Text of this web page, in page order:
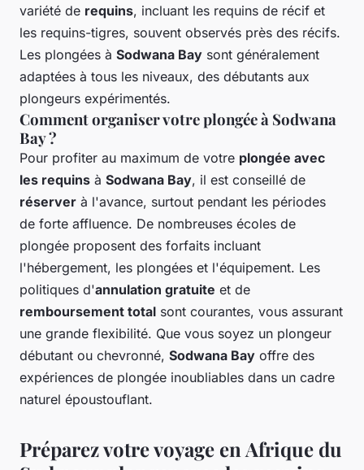
variété de requins, incluant les requins de récif et
les requins-tigres, souvent observés près des récifs.
Les plongées à Sodwana Bay sont généralement
adaptées à tous les niveaux, des débutants aux
plongeurs expérimentés.
Comment organiser votre plongée à Sodwana
Bay ?
Pour profiter au maximum de votre plongée avec
les requins à Sodwana Bay, il est conseillé de
réserver à l'avance, surtout pendant les périodes
de forte affluence. De nombreuses écoles de
plongée proposent des forfaits incluant
l'hébergement, les plongées et l'équipement. Les
politiques d'annulation gratuite et de
remboursement total sont courantes, vous assurant
une grande flexibilité. Que vous soyez un plongeur
débutant ou chevronné, Sodwana Bay offre des
expériences de plongée inoubliables dans un cadre
naturel époustouflant.
Préparez votre voyage en Afrique du